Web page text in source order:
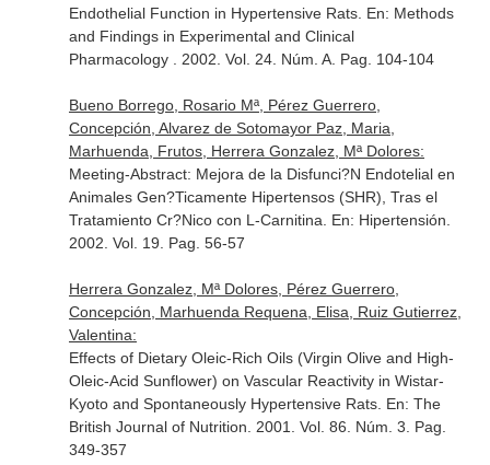
Endothelial Function in Hypertensive Rats. En: Methods
and Findings in Experimental and Clinical
Pharmacology
. 2002. Vol. 24. Núm. A. Pag. 104-104
Bueno Borrego, Rosario Mª, Pérez Guerrero,
Concepción, Alvarez de Sotomayor Paz, Maria,
Marhuenda, Frutos, Herrera Gonzalez, Mª Dolores:
Meeting-Abstract: Mejora de la Disfunci?N Endotelial en
Animales Gen?Ticamente Hipertensos (SHR), Tras el
Tratamiento Cr?Nico con L-Carnitina. En: Hipertensión
2002. Vol. 19. Pag. 56-57
Herrera Gonzalez, Mª Dolores, Pérez Guerrero,
Concepción, Marhuenda Requena, Elisa, Ruiz Gutierrez,
Valentina:
Effects of Dietary Oleic-Rich Oils (Virgin Olive and High-
Oleic-Acid Sunflower) on Vascular Reactivity in Wistar-
Kyoto and Spontaneously Hypertensive Rats. En: The
British Journal of Nutrition . 2001. Vol. 86. Núm. 3. Pag.
349-357